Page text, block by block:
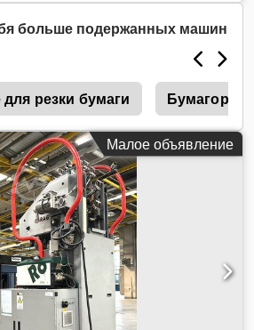
больше подержанных машин
резки бумаги
Малое объявление